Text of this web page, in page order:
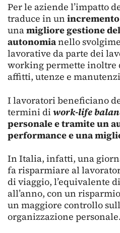
Per le aziende l’impatto
traduce in un
unamigliore gestione
autonomianello
lavorative da parte dei
working permette inoltre
affitti, utenze e
I lavoratori beneficiano
termini diwork-life
personale e tramite un
performance e una
In Italia, infatti, una
fa risparmiare al
di viaggio, l’equivalente
all’anno, con un
un maggiore controllo
organizzazione personale.